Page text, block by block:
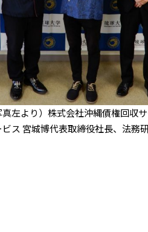
左より）株式会社沖縄債権回収サ
ス 宮城博代表取締役社⻑、法